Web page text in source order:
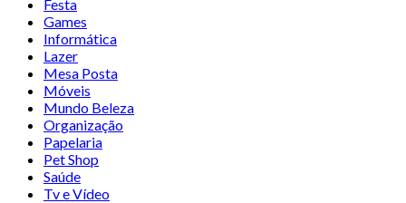
Festa
Games
Informática
Lazer
Mesa Posta
Móveis
Mundo Beleza
Organização
Papelaria
Pet Shop
Saúde
Tv e Vídeo